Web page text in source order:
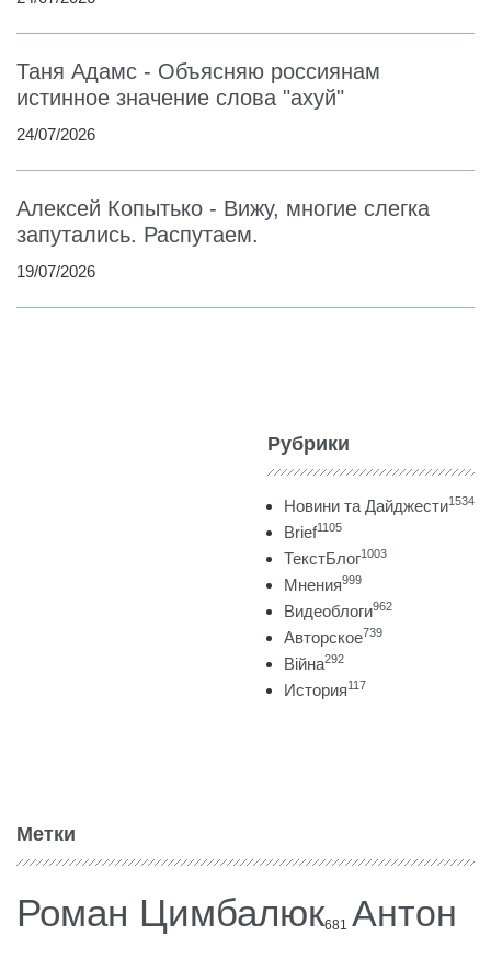
Таня Адамс - Объясняю россиянам
истинное значение слова "ахуй"
24/07/2026
Алексей Копытько - Вижу, многие слегка
запутались. Распутаем.
19/07/2026
Рубрики
Новини та Дайджести1534
Brief1105
ТекстБлог1003
Мнения999
Видеоблоги962
Авторское739
Війна292
История117
Метки
Роман Цимбалюк681 Антон